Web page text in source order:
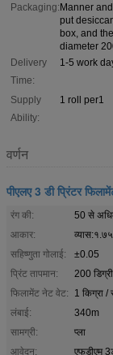
Packaging:Manner
put
box, and
diameter
Delivery
Time:
1-5 work
Supply
Ability:
1 roll per1
वर्णन
पीएलए 3 डी प्रिंटर
रंग की:
50 से
आकार:
सहिष्णुता गोलाई:
±0.05
प्रिंट तापमान:
200
फिलामेंट नेट वेट:
1 किग्रा /
लंबाई:
340m
सामग्री:
प्ला
आवेदन:
एफडीएम